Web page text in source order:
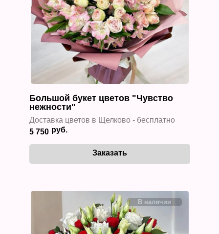
Большой букет цветов "Чувство
нежности"
Доставка цветов в Щелково - бесплатно
5 750